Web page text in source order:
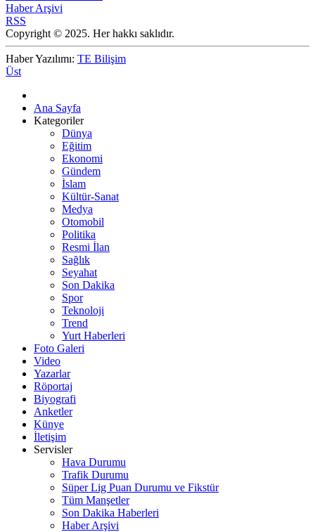
Haber Arşivi
RSS
Copyright © 2025. Her hakkı saklıdır.
Haber Yazılımı: TE Bilişim
Üst
Ana Sayfa
Kategoriler
Dünya
Eğitim
Ekonomi
Gündem
İslam
Kültür-Sanat
Medya
Otomobil
Politika
Resmi İlan
Sağlık
Seyahat
Son Dakika
Spor
Teknoloji
Trend
Yurt Haberleri
Foto Galeri
Video
Yazarlar
Röportaj
Biyografi
Anketler
Künye
İletişim
Servisler
Hava Durumu
Trafik Durumu
Süper Lig Puan Durumu ve Fikstür
Tüm Manşetler
Son Dakika Haberleri
Haber Arşivi